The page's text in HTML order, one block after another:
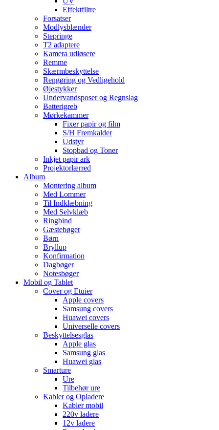
Effektfiltre
Forsatser
Modlysblænder
Stepringe
T2 adaptere
Kamera udløsere
Remme
Skærmbeskyttelse
Rengøring og Vedligehold
Øjestykker
Undervandsposer og Regnslag
Batterigreb
Mørkekammer
Fixer papir og film
S/H Fremkalder
Udstyr
Stopbad og Toner
Inkjet papir ark
Projektorlærred
Album
Montering album
Med Lommer
Til Indklæbning
Med Selvklæb
Ringbind
Gæstebøger
Børn
Bryllup
Konfirmation
Dagbøger
Notesbøger
Mobil og Tablet
Cover og Etuier
Apple covers
Samsung covers
Huawei covers
Universelle covers
Beskyttelsesglas
Apple glas
Samsung glas
Huawei glas
Smarture
Ure
Tilbehør ure
Kabler og Opladere
Kabler mobil
220v ladere
12v ladere